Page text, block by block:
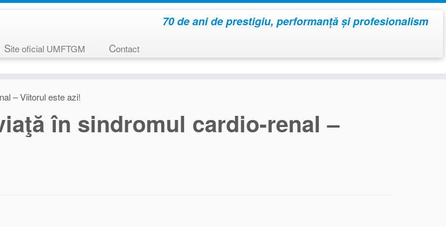
70 de ani de prestigiu, performanță și profesionalism
Site oficial UMFTGM Contact
– Viitorul este azi!
în sindromul cardio-renal –